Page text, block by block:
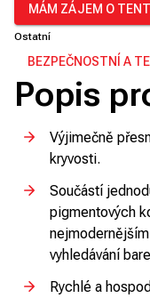
MÁM ZÁJEM O
Ostatní
BEZPEČNOSTNÍ A
Popis
Výjimečně
kryvosti.
Součástí
pigmentových
vyhledávání
Rychlé a